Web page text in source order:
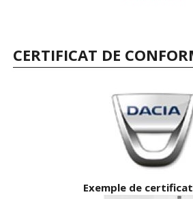
CERTIFICAT DE
Exemple de certificat